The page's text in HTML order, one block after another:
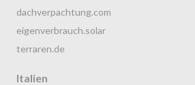
dachverpachtung.com
eigenverbrauch.solar
terraren.de
Italien